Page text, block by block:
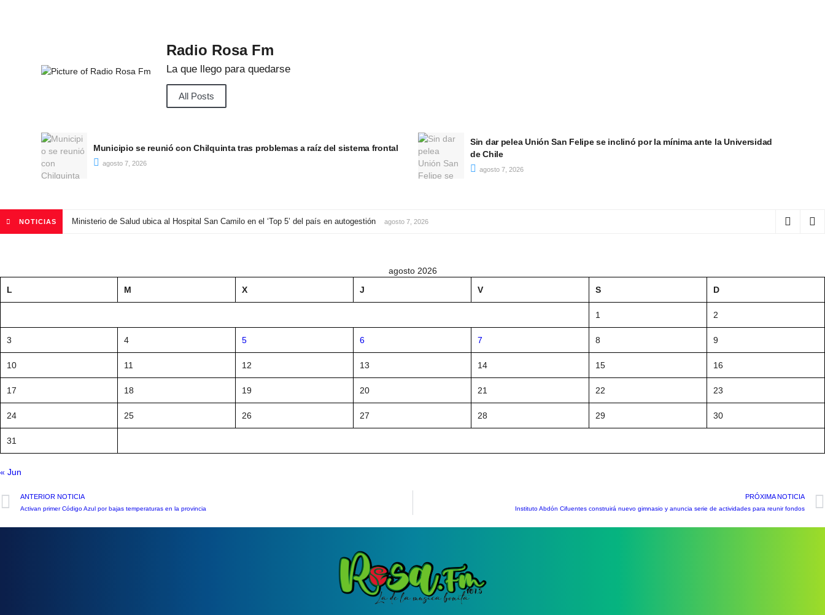
Radio Rosa Fm
La que llego para quedarse
All Posts
de Chile
agosto 7, 2026
Ministerio de Salud ubica al Hospital San Camilo en el ‘Top 5’ del país en
autogestión
agosto 7, 2026
NOTICIAS Ministerio de Salud ubica al Hospital San Camilo en el ‘Top 5’ del país en autogestión agosto 7, 2026
agosto 2026
L
M X J V S D
1 2
3 4 5 6 7 8 9
10 11 12 13 14 15 16
17 18 19 20 21 22 23
24 25 26 27 28 29 30
31
« Jun
ANTERIOR NOTICIA
Activan primer Código Azul por bajas temperaturas en la provincia
PRÓXIMA NOTICIA
Instituto Abdón Cifuentes construirá nuevo gimnasio y anuncia serie de actividades para reunir fondos